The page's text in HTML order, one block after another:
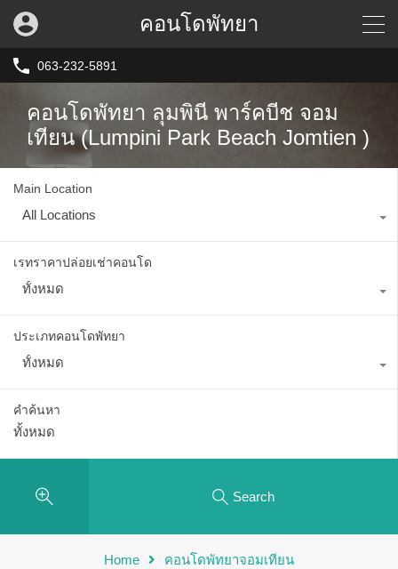
คอนโดพัทยา
063-232-5891
คอนโดพัทยา ลุมพินี พาร์คบีช จอม
เทียน (Lumpini Park Beach Jomtien )
Main Location
All Locations
เรทราคาปล่อยเช่าคอนโด
ทั้งหมด
ประเภทคอนโดพัทยา
ทั้งหมด
คำค้นหา
Search
Home คอนโดพัทยาจอมเทียน